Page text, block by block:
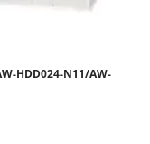
HDD024-N11/AW-